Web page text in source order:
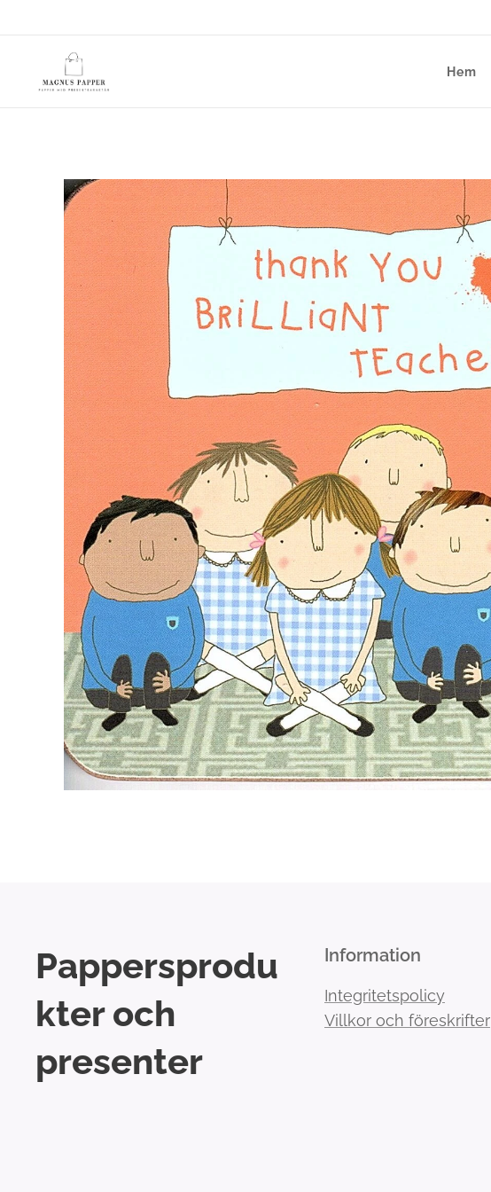
Hem
Pappersprodu
kter och
presenter
Information
Integritetspolicy
Villkor och föreskrifter